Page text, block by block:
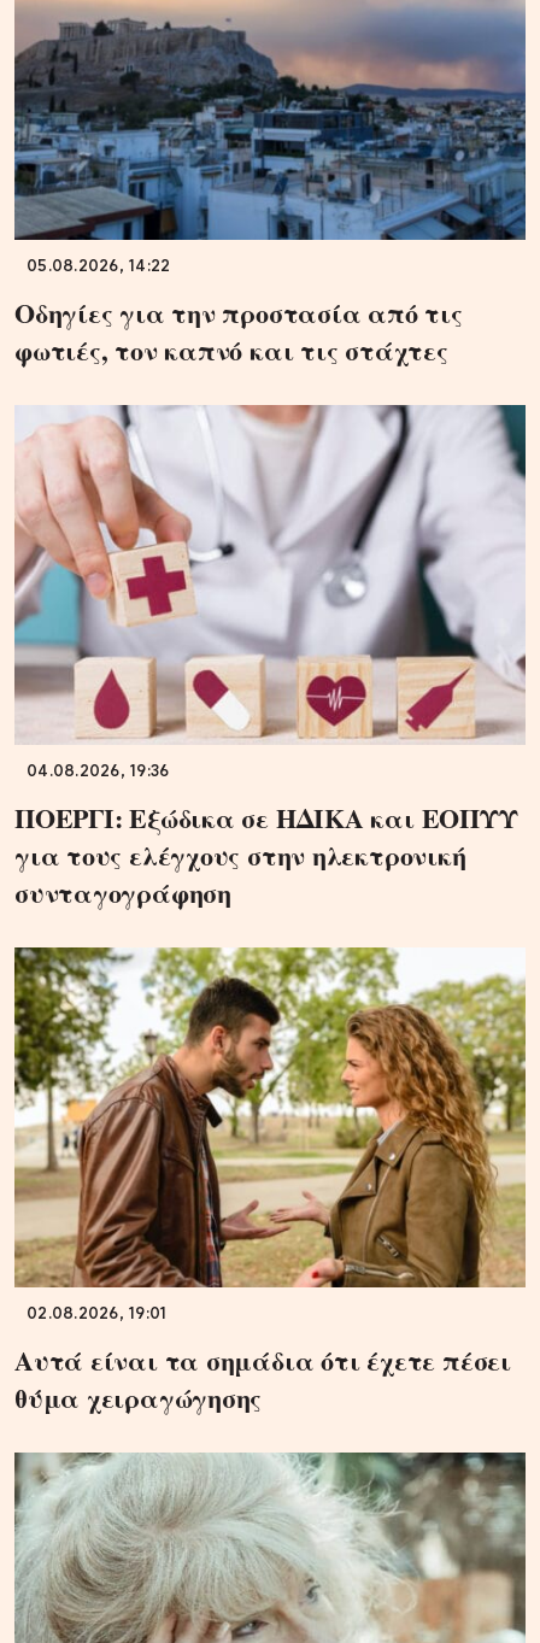
05.08.2026, 14:22
Οδηγίες για την προστασία από τις
φωτιές, τον καπνό και τις στάχτες
04.08.2026, 19:36
ΠΟΕΡΓΙ: Εξώδικα σε ΗΔΙΚΑ και ΕΟΠΥΥ
για τους ελέγχους στην ηλεκτρονική
συνταγογράφηση
02.08.2026, 19:01
Αυτά είναι τα σημάδια ότι έχετε πέσει
θύμα χειραγώγησης